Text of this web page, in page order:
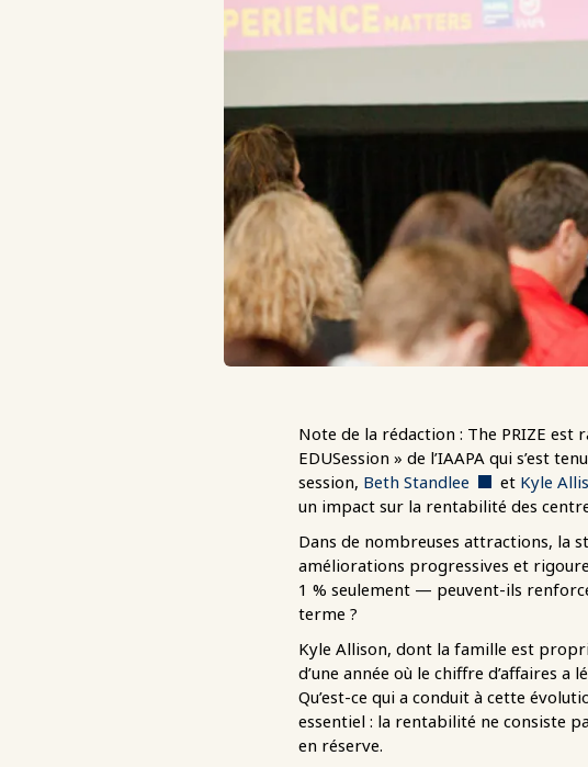
Note de la rédaction : The PRIZE est
EDUSession » de l’IAAPA qui s’est
session, Beth Standlee et Kyle
un impact sur la rentabilité des
Dans de nombreuses attractions, la
améliorations progressives et
1 % seulement — peuvent-ils
terme ?
Kyle Allison, dont la famille est
d’une année où le chiffre d’affaires
Qu’est-ce qui a conduit à cette
essentiel : la rentabilité ne consiste
en réserve.